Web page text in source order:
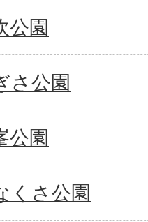
公園
さ公園
公園
くさ公園